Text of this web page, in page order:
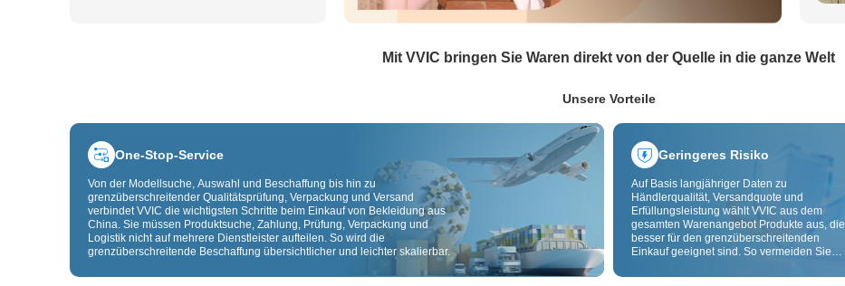
Mit VVIC bringen Sie Waren direkt von der Quelle in die ganze Welt
Unsere Vorteile
One-Stop-Service
Von der Modellsuche, Auswahl und Beschaffung bis hin zu
grenzüberschreitender Qualitätsprüfung, Verpackung und Versand
verbindet VVIC die wichtigsten Schritte beim Einkauf von Bekleidung aus
China. Sie müssen Produktsuche, Zahlung, Prüfung, Verpackung und
Logistik nicht auf mehrere Dienstleister aufteilen. So wird die
grenzüberschreitende Beschaffung übersichtlicher und leichter skalierbar.
Geringeres Risiko
Auf Basis langjähriger Daten zu
Händlerqualität, Versandquote und
Erfüllungsleistung wählt VVIC aus dem
gesamten Warenangebot Produkte aus, die
besser für den grenzüberschreitenden
Einkauf geeignet sind. So vermeiden Sie
riskante Artikel. Cross-Border-